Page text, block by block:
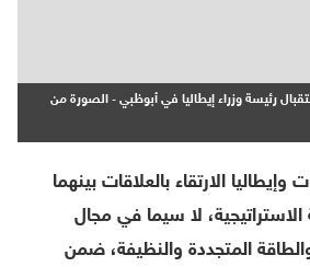
رئيسة وزراء إيطاليا في أبوظبي - الصورة من
الارتقاء بالعلاقات بينهما
لا سيما في مجال
المتجددة والنظيفة، ضمن